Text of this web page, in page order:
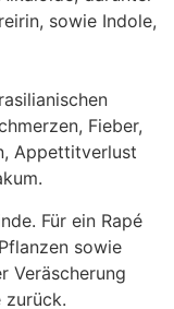
sowie Indole,
Fieber,
Appettitverlust
Für ein Rapé
sowie
Veräscherung
zurück.